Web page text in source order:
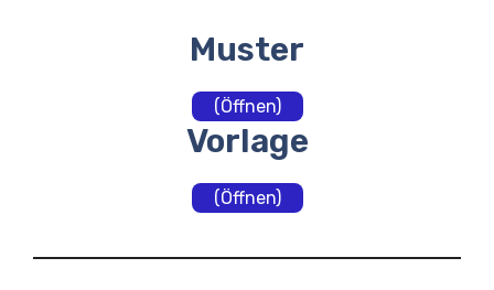
Muster
(Öffnen)
Vorlage
(Öffnen)